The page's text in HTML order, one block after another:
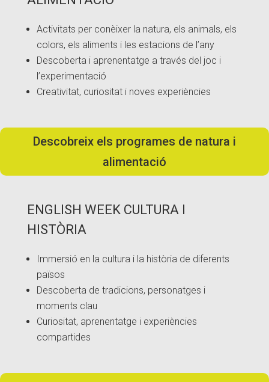
Activitats per conèixer la natura, els animals, els
colors, els aliments i les estacions de l’any
Descoberta i aprenentatge a través del joc i
l’experimentació
Creativitat, curiositat i noves experiències
Descobreix els programes de natura i
alimentació
ENGLISH WEEK CULTURA I
HISTÒRIA
Immersió en la cultura i la història de diferents
països
Descoberta de tradicions, personatges i
moments clau
Curiositat, aprenentatge i experiències
compartides